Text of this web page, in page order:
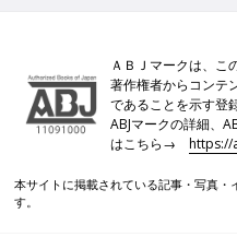
ＡＢＪマークは、こ
著作権者からコンテ
であることを示す登
ABJマークの詳細、
はこちら→https://
本サイトに掲載されている記事・写真・
す。